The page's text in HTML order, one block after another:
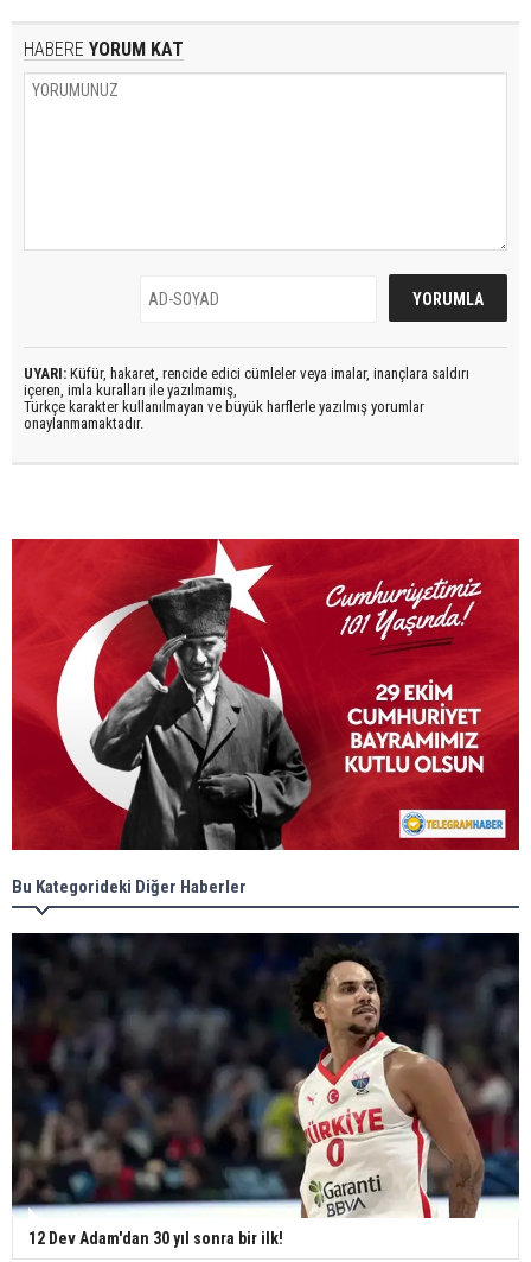
HABERE YORUM KAT
UYARI: Küfür, hakaret, rencide edici cümleler veya imalar, inançlara saldırı
içeren, imla kuralları ile yazılmamış,
Türkçe karakter kullanılmayan ve büyük harflerle yazılmış yorumlar
onaylanmamaktadır.
Bu Kategorideki Diğer Haberler
12 Dev Adam'dan 30 yıl sonra bir ilk!